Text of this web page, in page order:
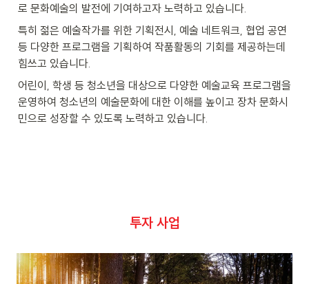
로 문화예술의 발전에 기여하고자 노력하고 있습니다.
특히 젊은 예술작가를 위한 기획전시, 예술 네트워크, 협업 공연
등 다양한 프로그램을 기획하여 작품활동의 기회를 제공하는데
힘쓰고 있습니다.
어린이, 학생 등 청소년을 대상으로 다양한 예술교육 프로그램을
운영하여 청소년의 예술문화에 대한 이해를 높이고 장차 문화시
민으로 성장할 수 있도록 노력하고 있습니다.
투자 사업